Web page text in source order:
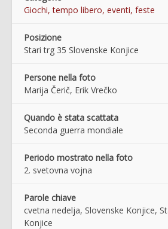
Giochi, tempo libero, eventi, feste
Posizione
Stari trg 35 Slovenske Konjice
Persone nella foto
Marija Čerič, Erik Vrečko
Quando è stata scattata
Seconda guerra mondiale
Periodo mostrato nella foto
2. svetovna vojna
Parole chiave
cvetna nedelja, Slovenske Konjice,
Konjice